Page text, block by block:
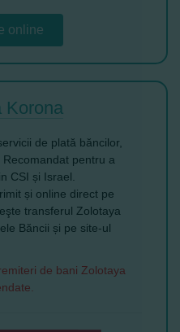
online
Korona
de plată băncilor,
pentru a
CSI și Israel.
și online direct pe
transferul Zolotaya
Băncii și pe site-ul
de bani Zolotaya